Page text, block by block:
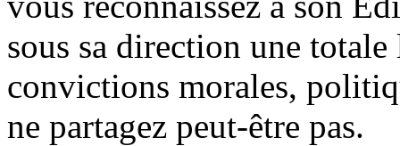
sous sa direction une
convictions morales,
ne partagez peut-être pas.